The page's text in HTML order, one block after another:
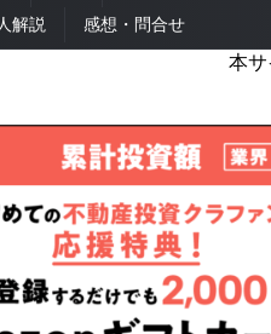
解説 感想・問合せ
本